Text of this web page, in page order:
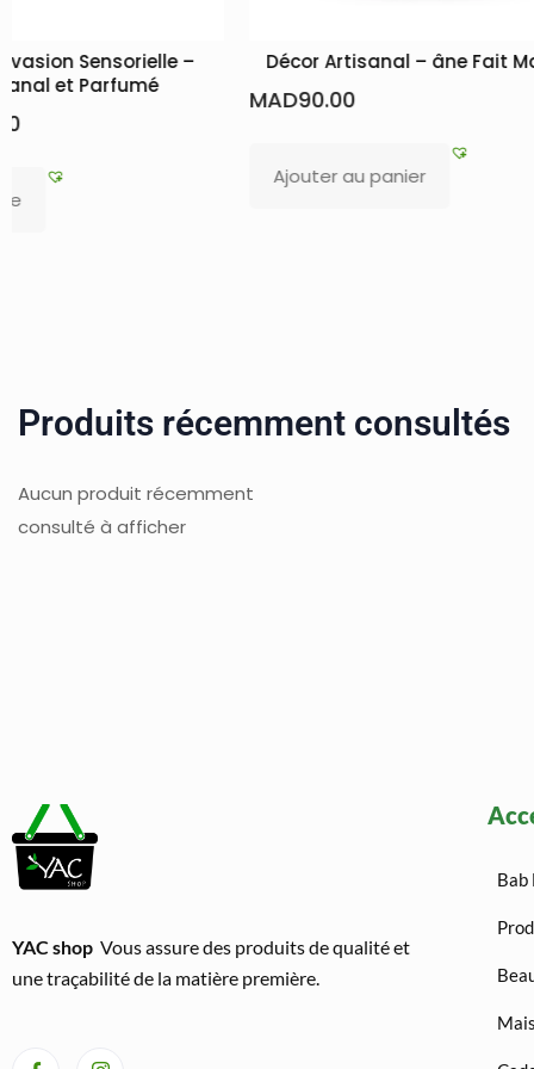
–
Décor Artisanal – âne Fait Main
MAD90.00
Ajouter au panier
Boîte
Produits récemment consultés
Aucun produit récemment
consulté à afficher
YAC shop Vous assure des produits de qualité et
une traçabilité de la matière première.
Bab